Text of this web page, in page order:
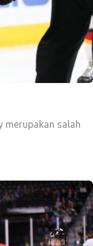
merupakan salah